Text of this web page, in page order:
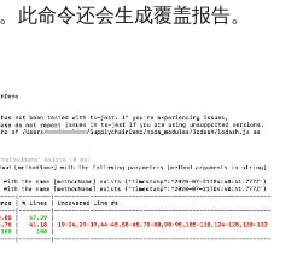
。此命令还会生成覆盖报告。